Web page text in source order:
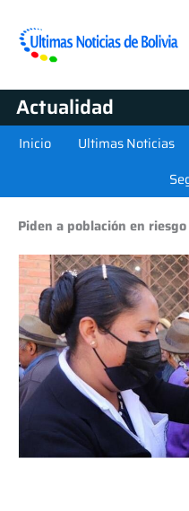
Actualidad
Inicio Ultimas Noticias
Piden a población en